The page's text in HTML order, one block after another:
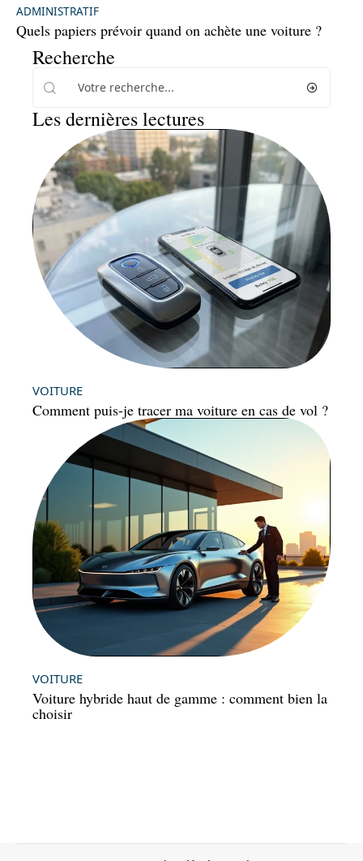
ADMINISTRATIF
Quels papiers prévoir quand on achète une voiture ?
Recherche
Les dernières lectures
VOITURE
Comment puis-je tracer ma voiture en cas de vol ?
VOITURE
Voiture hybride haut de gamme : comment bien la
choisir